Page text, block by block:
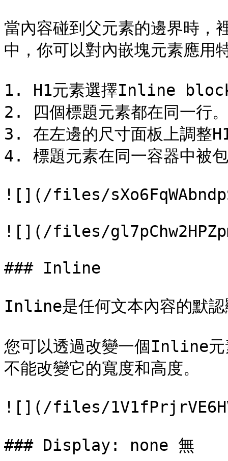
當內容碰到父元素的邊界時，
中，你可以對內嵌塊元素應用
1. H1元素選擇Inline
2. 四個標題元素都在同一行。
3. 在左邊的尺寸面板上調整
4. 標題元素在同一容器中被
![](/files/
![](/files/
### Inline
Inline是任何文本內容的默認
您可以透過改變一個Inline元
不能改變它的寬度和高度。
![](/files/
### Display: none 無